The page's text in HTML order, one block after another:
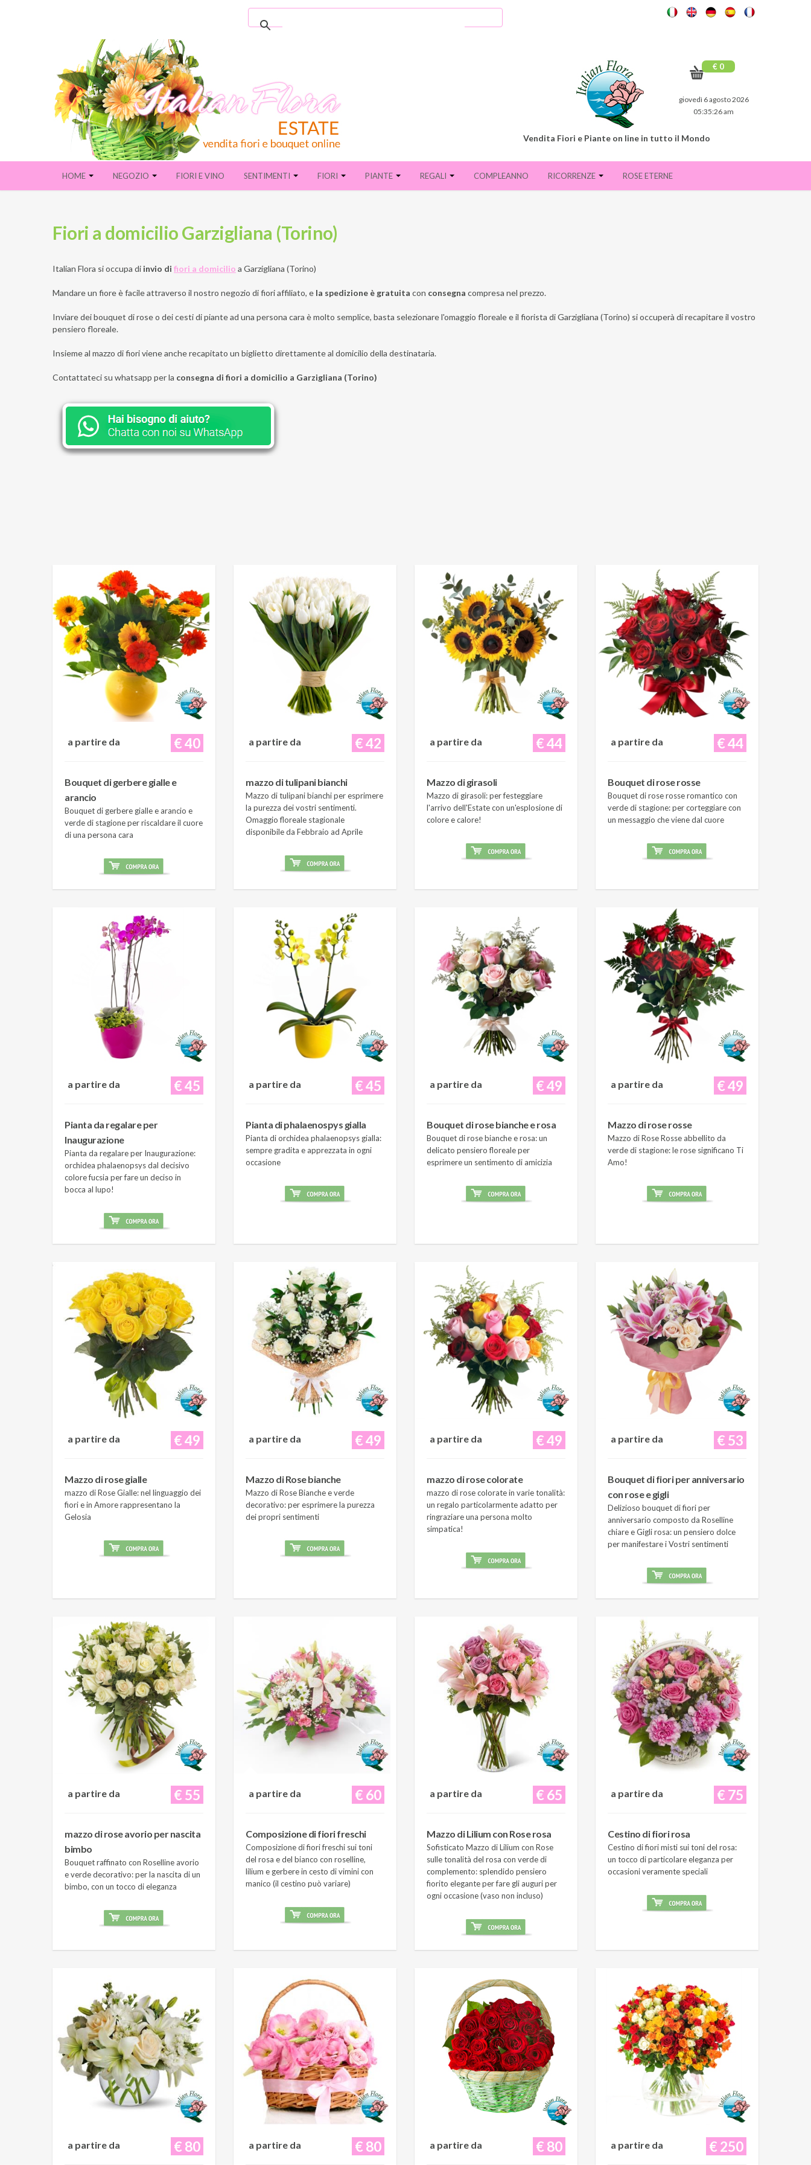
€ 0
giovedì 6 agosto 2026
05:35:27 am
Vendita Fiori e Piante on line in tutto il Mondo
HOME NEGOZIO FIORI E VINO SENTIMENTI FIORI PIANTE REGALI COMPLEANNO RICORRENZE ROSE ETERNE
Fiori a domicilio Garzigliana (Torino)
Italian Flora si occupa di invio di fiori a domicilio a Garzigliana (Torino)
Mandare un fiore è facile attraverso il nostro negozio di fiori affiliato, e la spedizione è gratuita con consegna compresa nel prezzo.
Inviare dei bouquet di rose o dei cesti di piante ad una persona cara è molto semplice, basta selezionare l'omaggio floreale e il fiorista di Garzigliana (Torino) si occuperà di recapitare il vostro
pensiero floreale.
Insieme al mazzo di fiori viene anche recapitato un biglietto direttamente al domicilio della destinataria.
Contattateci su whatsapp per la consegna di fiori a domicilio a Garzigliana (Torino)
€ 40
a partire da
Bouquet di gerbere gialle e
arancio
Bouquet di gerbere gialle e arancio e
verde di stagione per riscaldare il cuore
di una persona cara
€ 42
a partire da
mazzo di tulipani bianchi
Mazzo di tulipani bianchi per esprimere
la purezza dei vostri sentimenti.
Omaggio floreale stagionale
disponibile da Febbraio ad Aprile
€ 44
a partire da
Mazzo di girasoli
Mazzo di girasoli: per festeggiare
l'arrivo dell'Estate con un'esplosione di
colore e calore!
€ 44
a partire da
Bouquet di rose rosse
Bouquet di rose rosse romantico con
verde di stagione: per corteggiare con
un messaggio che viene dal cuore
€ 45
a partire da
Pianta da regalare per
Inaugurazione
Pianta da regalare per Inaugurazione:
orchidea phalaenopsys dal decisivo
colore fucsia per fare un deciso in
bocca al lupo!
€ 45
a partire da
Pianta di phalaenospys gialla
Pianta di orchidea phalaenopsys gialla:
sempre gradita e apprezzata in ogni
occasione
€ 49
a partire da
Bouquet di rose bianche e rosa
Bouquet di rose bianche e rosa: un
delicato pensiero floreale per
esprimere un sentimento di amicizia
€ 49
a partire da
Mazzo di rose rosse
Mazzo di Rose Rosse abbellito da
verde di stagione: le rose significano Ti
Amo!
€ 49
a partire da
Mazzo di rose gialle
mazzo di Rose Gialle: nel linguaggio dei
fiori e in Amore rappresentano la
Gelosia
€ 49
a partire da
Mazzo di Rose bianche
Mazzo di Rose Bianche e verde
decorativo: per esprimere la purezza
dei propri sentimenti
€ 49
a partire da
mazzo di rose colorate
mazzo di rose colorate in varie tonalità:
un regalo particolarmente adatto per
ringraziare una persona molto
simpatica!
€ 53
a partire da
Bouquet di fiori per anniversario
con rose e gigli
Delizioso bouquet di fiori per
anniversario composto da Roselline
chiare e Gigli rosa: un pensiero dolce
per manifestare i Vostri sentimenti
€ 55
a partire da
mazzo di rose avorio per nascita
bimbo
Bouquet raffinato con Roselline avorio
e verde decorativo: per la nascita di un
bimbo, con un tocco di eleganza
€ 60
a partire da
Composizione di fiori freschi
Composizione di fiori freschi sui toni
del rosa e del bianco con roselline,
lilium e gerbere in cesto di vimini con
manico (il cestino può variare)
€ 65
a partire da
Mazzo di Lilium con Rose rosa
Sofisticato Mazzo di Lilium con Rose
sulle tonalità del rosa con verde di
complemento: splendido pensiero
fiorito elegante per fare gli auguri per
ogni occasione (vaso non incluso)
€ 75
a partire da
Cestino di fiori rosa
Cestino di fiori misti sui toni del rosa:
un tocco di particolare eleganza per
occasioni veramente speciali
€ 80
a partire da € 80
a partire da € 80
a partire da € 250
a partire da